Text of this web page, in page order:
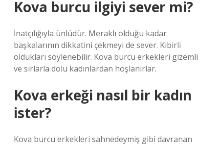
Kova burcu ilgiyi sever mi?
İnatçılığıyla ünlüdür. Meraklı olduğu kadar
başkalarının dikkatini çekmeyi de sever. Kibirli
oldukları söylenebilir. Kova burcu erkekleri gizemli
ve sırlarla dolu kadınlardan hoşlanırlar.
Kova erkeği nasıl bir kadın
ister?
Kova burcu erkekleri sahnedeymiş gibi davranan